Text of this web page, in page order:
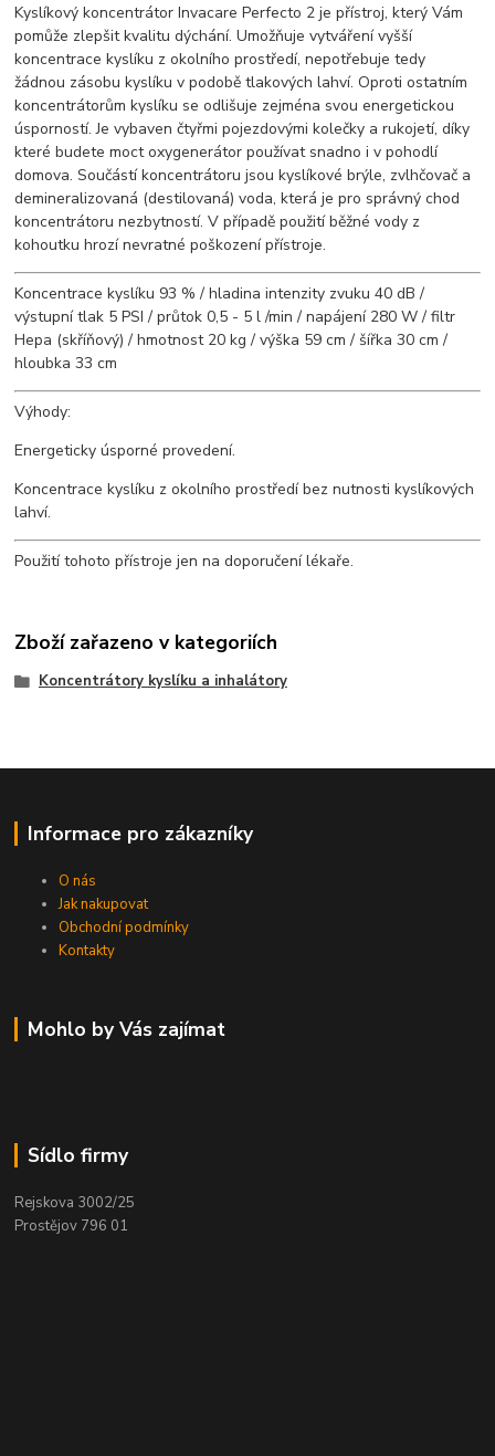
Kyslíkový koncentrátor Invacare Perfecto 2 je přístroj, který Vám
pomůže zlepšit kvalitu dýchání. Umožňuje vytváření vyšší
koncentrace kyslíku z okolního prostředí, nepotřebuje tedy
žádnou zásobu kyslíku v podobě tlakových lahví. Oproti ostatním
koncentrátorům kyslíku se odlišuje zejména svou energetickou
úsporností. Je vybaven čtyřmi pojezdovými kolečky a rukojetí, díky
které budete moct oxygenerátor používat snadno i v pohodlí
domova. Součástí koncentrátoru jsou kyslíkové brýle, zvlhčovač a
demineralizovaná (destilovaná) voda, která je pro správný chod
koncentrátoru nezbytností. V případě použití běžné vody z
kohoutku hrozí nevratné poškození přístroje.
Koncentrace kyslíku 93 % / hladina intenzity zvuku 40 dB /
výstupní tlak 5 PSI / průtok 0,5 - 5 l /min / napájení 280 W / filtr
Hepa (skříňový) / hmotnost 20 kg / výška 59 cm / šířka 30 cm /
hloubka 33 cm
Výhody:
Energeticky úsporné provedení.
Koncentrace kyslíku z okolního prostředí bez nutnosti kyslíkových
lahví.
Použití tohoto přístroje jen na doporučení lékaře.
Zboží zařazeno v kategoriích
Koncentrátory kyslíku a inhalátory
Informace pro zákazníky
O nás
Jak nakupovat
Obchodní podmínky
Kontakty
Mohlo by Vás zajímat
Sídlo firmy
Rejskova 3002/25
Prostějov 796 01